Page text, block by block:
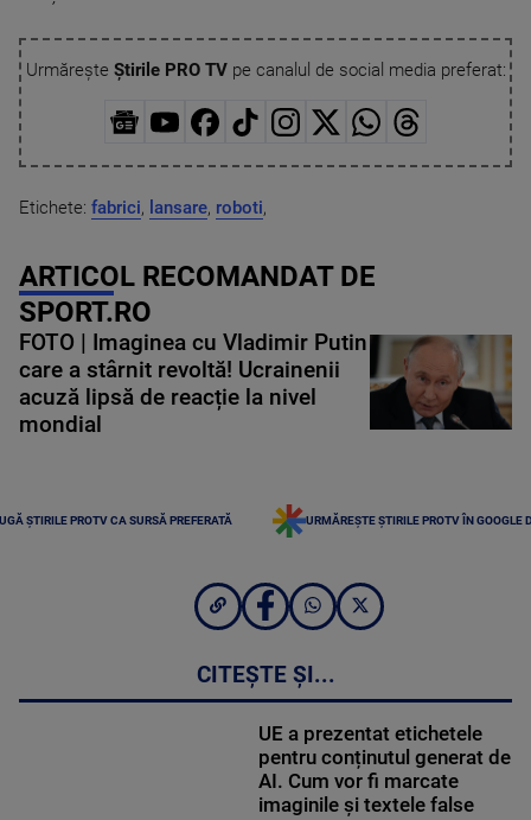
Urmărește Știrile PRO TVpe canalul de social media preferat:
Etichete: fabrici, lansare, roboti,
ARTICOL RECOMANDAT DE
SPORT.RO
FOTO | Imaginea cu Vladimir Putin
care a stârnit revoltă! Ucrainenii
acuză lipsă de reacție la nivel
mondial
ȘTIRILE PROTV CA SURSĂ PREFERATĂ URMĂREȘTE ȘTIRILE PROTV ÎN GOOGLE
CITEȘTE ȘI...
UE a prezentat etichetele
pentru conținutul generat de
AI. Cum vor fi marcate
imaginile și textele false